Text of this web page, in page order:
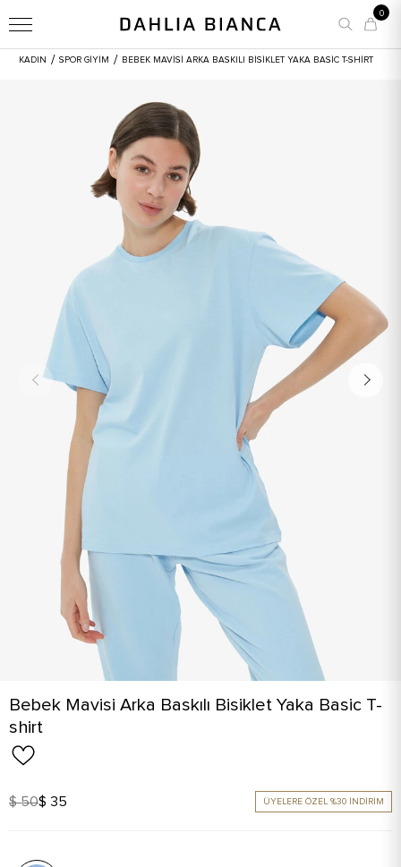
0
KADIN / SPOR GİYİM / BEBEK MAVISI ARKA BASKILI BISIKLET YAKA BASIC T-SHIRT
Bebek Mavisi Arka Baskılı Bisiklet Yaka Basic T-
shirt
$ 50$ 35 ÜYELERE ÖZEL %30 İNDİRİM